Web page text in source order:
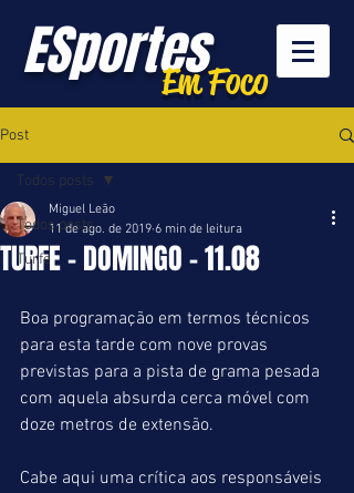
ESportesEm Foco
Post
Todos posts
Turfe
Todos posts
TURFE - DOMINGO - 11.08
Miguel Leão
11 de ago. de 2019 6 min de leitura
Boa programação em termos técnicos
para esta tarde com nove provas
previstas para a pista de grama pesada
com aquela absurda cerca móvel com
doze metros de extensão.
Cabe aqui uma crítica aos responsáveis